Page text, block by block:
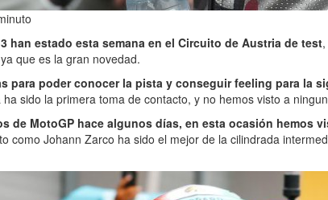
han estado esta semana en el Circuito de Austria de test
que es la gran novedad.
para poder conocer la pista y conseguir feeling para la
sido la primera toma de contacto, y no hemos visto a
de MotoGP hace algunos días, en esta ocasión hemos
como Johann Zarco ha sido el mejor de la cilindrada